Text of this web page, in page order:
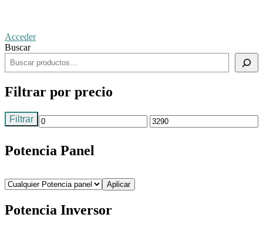
Acceder
Buscar
Filtrar por precio
Precio Precio
Filtrar
Potencia Panel
Aplicar
Potencia Inversor